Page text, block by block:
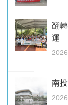
翻
運
南